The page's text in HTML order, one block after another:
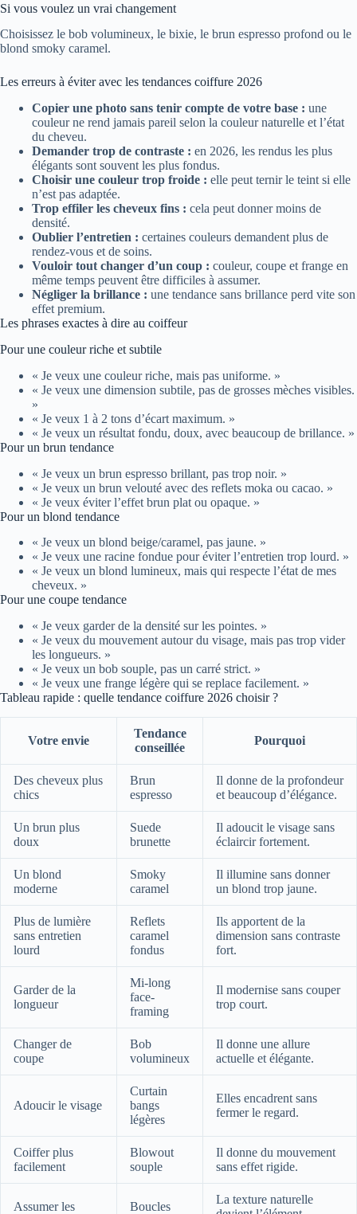
Si vous voulez un vrai changement
Choisissez le bob volumineux, le bixie, le brun espresso profond ou le
blond smoky caramel.
Les erreurs à éviter avec les tendances coiffure 2026
Copier une photo sans tenir compte de votre base : une
couleur ne rend jamais pareil selon la couleur naturelle et l’état
du cheveu.
Demander trop de contraste : en 2026, les rendus les plus
élégants sont souvent les plus fondus.
Choisir une couleur trop froide : elle peut ternir le teint si elle
n’est pas adaptée.
Trop effiler les cheveux fins : cela peut donner moins de
densité.
Oublier l’entretien : certaines couleurs demandent plus de
rendez-vous et de soins.
Vouloir tout changer d’un coup : couleur, coupe et frange en
même temps peuvent être difficiles à assumer.
Négliger la brillance : une tendance sans brillance perd vite son
effet premium.
Les phrases exactes à dire au coiffeur
Pour une couleur riche et subtile
« Je veux une couleur riche, mais pas uniforme. »
« Je veux une dimension subtile, pas de grosses mèches visibles.
»
« Je veux 1 à 2 tons d’écart maximum. »
« Je veux un résultat fondu, doux, avec beaucoup de brillance. »
Pour un brun tendance
« Je veux un brun espresso brillant, pas trop noir. »
« Je veux un brun velouté avec des reflets moka ou cacao. »
« Je veux éviter l’effet brun plat ou opaque. »
Pour un blond tendance
« Je veux un blond beige/caramel, pas jaune. »
« Je veux une racine fondue pour éviter l’entretien trop lourd. »
« Je veux un blond lumineux, mais qui respecte l’état de mes
cheveux. »
Pour une coupe tendance
« Je veux garder de la densité sur les pointes. »
« Je veux du mouvement autour du visage, mais pas trop vider
les longueurs. »
« Je veux un bob souple, pas un carré strict. »
« Je veux une frange légère qui se replace facilement. »
Tableau rapide : quelle tendance coiffure 2026 choisir ?
Votre envie
Tendance
conseillée
Pourquoi
Des cheveux plus
chics
Brun
espresso
Il donne de la profondeur
et beaucoup d’élégance.
Un brun plus
doux
Suede
brunette
Il adoucit le visage sans
éclaircir fortement.
Un blond
moderne
Smoky
caramel
Il illumine sans donner
un blond trop jaune.
Plus de lumière
sans entretien
lourd
Reflets
caramel
fondus
Ils apportent de la
dimension sans contraste
fort.
Garder de la
longueur
Mi-long
face-
framing
Il modernise sans couper
trop court.
Changer de
coupe
Bob
volumineux
Il donne une allure
actuelle et élégante.
Adoucir le visage
Curtain
bangs
légères
Elles encadrent sans
fermer le regard.
Coiffer plus
facilement
Blowout
souple
Il donne du mouvement
sans effet rigide.
Assumer les
Boucles
La texture naturelle